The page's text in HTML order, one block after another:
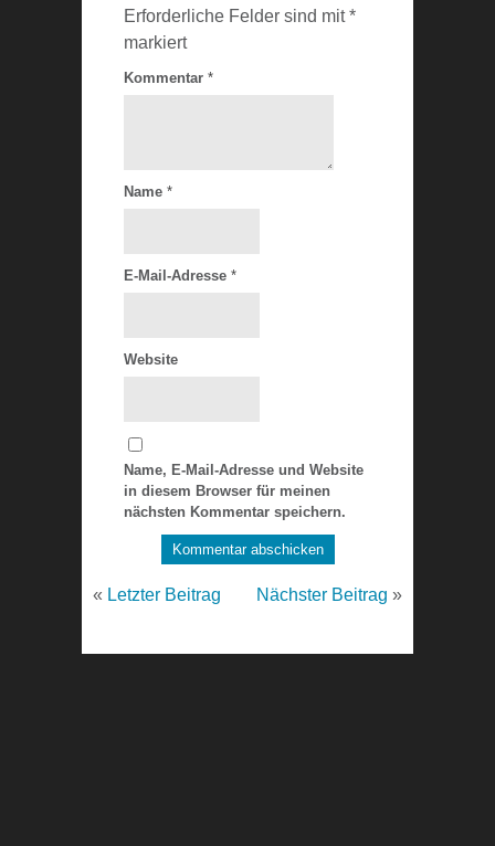
Erforderliche Felder sind mit*
markiert
Kommentar *
Name *
E-Mail-Adresse *
Website
Name, E-Mail-Adresse und Website
in diesem Browser für meinen
nächsten Kommentar speichern.
« Letzter Beitrag Nächster Beitrag »